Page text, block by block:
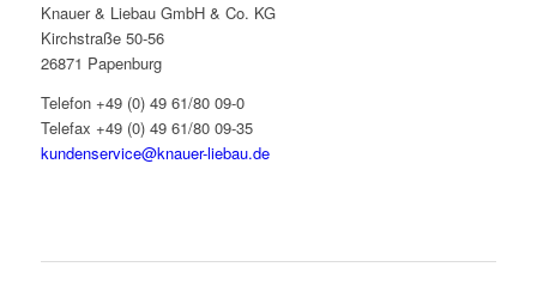
Knauer & Liebau GmbH & Co. KG
Kirchstraße 50-56
26871 Papenburg
Telefon +49 (0) 49 61/80 09-0
Telefax +49 (0) 49 61/80 09-35
kundenservice@knauer-liebau.de